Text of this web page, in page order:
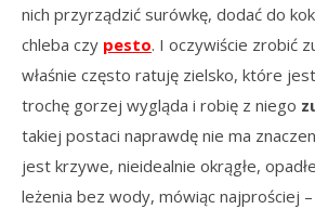
nich przyrządzić surówkę, dodać do
chleba czy pesto. I oczywiście zrobić
właśnie często ratuję zielsko, które
trochę gorzej wygląda i robię z niego
takiej postaci naprawdę nie ma
jest krzywe, nieidealnie okrągłe,
leżenia bez wody, mówiąc najprościej